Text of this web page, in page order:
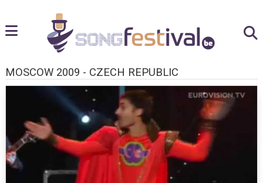
MOSCOW 2009 - CZECH REPUBLIC